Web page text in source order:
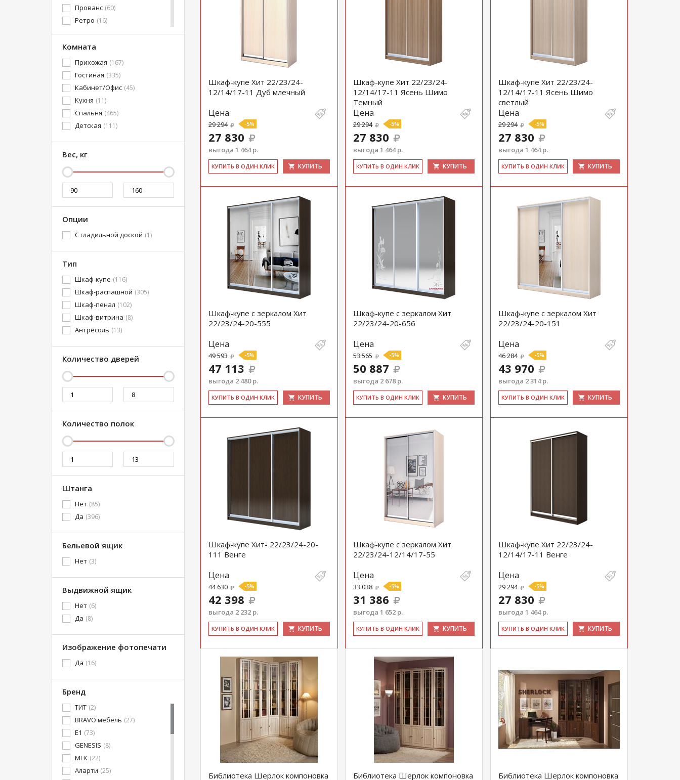
Шкаф-купе Хит 22/23/24-
12/14/17-11 Дуб млечный
Цена
29 294 -5%
27 830
выгода 1 464 р.
КУ­ПИТЬ В ОДИН КЛИК КУПИТЬ
Шкаф-купе Хит 22/23/24-
12/14/17-11 Ясень Шимо
Темный
Цена
29 294 -5%
27 830
выгода 1 464 р.
КУ­ПИТЬ В ОДИН КЛИК КУПИТЬ
Шкаф-купе Хит 22/23/24-
12/14/17-11 Ясень Шимо
светлый
Цена
29 294 -5%
27 830
выгода 1 464 р.
КУ­ПИТЬ В ОДИН КЛИК КУПИТЬ
Шкаф-купе с зеркалом Хит
22/23/24-20-555
Цена
49 593 -5%
47 113
выгода 2 480 р.
КУ­ПИТЬ В ОДИН КЛИК КУПИТЬ
Шкаф-купе с зеркалом Хит
22/23/24-20-656
Цена
53 565 -5%
50 887
выгода 2 678 р.
КУ­ПИТЬ В ОДИН КЛИК КУПИТЬ
Шкаф-купе с зеркалом Хит
22/23/24-20-151
Цена
46 284 -5%
43 970
выгода 2 314 р.
КУ­ПИТЬ В ОДИН КЛИК КУПИТЬ
Шкаф-купе Хит- 22/23/24-20-
111 Венге
Цена
44 630 -5%
42 398
выгода 2 232 р.
КУ­ПИТЬ В ОДИН КЛИК КУПИТЬ
Шкаф-купе с зеркалом Хит
22/23/24-12/14/17-55
Цена
33 038 -5%
31 386
выгода 1 652 р.
КУ­ПИТЬ В ОДИН КЛИК КУПИТЬ
Шкаф-купе Хит 22/23/24-
12/14/17-11 Венге
Цена
29 294 -5%
27 830
выгода 1 464 р.
КУ­ПИТЬ В ОДИН КЛИК КУПИТЬ
Библиотека Шерлок компоновка
Библиотека Шерлок компоновка
Библиотека Шерлок компоновка
Прованс (60)
Ретро (16)
Хай-Тек(137)
Эко-стиль
Честерфилд (14)
Современный
Барокко (1)
Рококо (14)
Скандинавский
Комната
Прихожая (167)
Гостиная (335)
Кабинет/Офис (45)
Кухня (11)
Спальня (465)
Детская (111)
Вес, кг
Опции
С гладильной доской (1)
Тип
Шкаф-купе (116)
Шкаф-распашной (305)
Шкаф-пенал (102)
Шкаф-витрина (8)
Антресоль (13)
Количество дверей
Количество полок
Штанга
Нет (85)
Да (396)
Бельевой ящик
Нет (3)
Выдвижной ящик
Нет (6)
Да (8)
Изображение фотопечати
Да (16)
Бренд
ТИТ (2)
BRAVO мебель (27)
E1 (73)
GENESIS (8)
MLK (22)
Аларти (25)